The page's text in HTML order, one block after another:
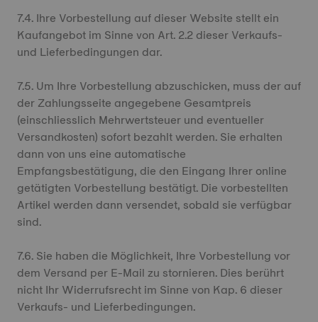
7.4. Ihre Vorbestellung auf dieser Website stellt ein
Kaufangebot im Sinne von Art. 2.2 dieser Verkaufs-
und Lieferbedingungen dar.
7.5. Um Ihre Vorbestellung abzuschicken, muss der auf
der Zahlungsseite angegebene Gesamtpreis
(einschliesslich Mehrwertsteuer und eventueller
Versandkosten) sofort bezahlt werden. Sie erhalten
dann von uns eine automatische
Empfangsbestätigung, die den Eingang Ihrer online
getätigten Vorbestellung bestätigt. Die vorbestellten
Artikel werden dann versendet, sobald sie verfügbar
sind.
7.6. Sie haben die Möglichkeit, Ihre Vorbestellung vor
dem Versand per E-Mail zu stornieren. Dies berührt
nicht Ihr Widerrufsrecht im Sinne von Kap. 6 dieser
Verkaufs- und Lieferbedingungen.